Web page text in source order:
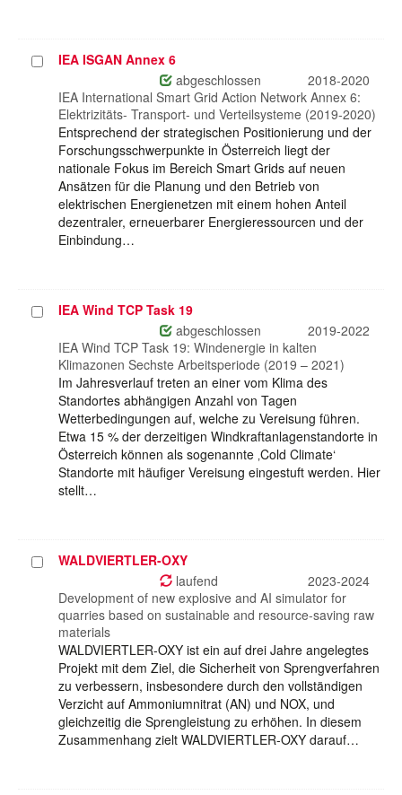
ProjektIEA ISGAN Annex 6
abgeschlossen
2018-2020
IEA International Smart Grid Action Network Annex 6:
Elektrizitäts- Transport- und Verteilsysteme (2019-2020)
Entsprechend der strategischen Positionierung und der
Forschungsschwerpunkte in Österreich liegt der
nationale Fokus im Bereich Smart Grids auf neuen
Ansätzen für die Planung und den Betrieb von
elektrischen Energienetzen mit einem hohen Anteil
dezentraler, erneuerbarer Energieressourcen und der
Einbindung…
ProjektIEA Wind TCP Task 19
abgeschlossen
2019-2022
IEA Wind TCP Task 19: Windenergie in kalten
Klimazonen Sechste Arbeitsperiode (2019 – 2021)
Im Jahresverlauf treten an einer vom Klima des
Standortes abhängigen Anzahl von Tagen
Wetterbedingungen auf, welche zu Vereisung führen.
Etwa 15 % der derzeitigen Windkraftanlagenstandorte in
Österreich können als sogenannte ‚Cold Climate‘
Standorte mit häufiger Vereisung eingestuft werden. Hier
stellt…
ProjektWALDVIERTLER-OXY
laufend
2023-2024
Development of new explosive and AI simulator for
quarries based on sustainable and resource-saving raw
materials
WALDVIERTLER-OXY ist ein auf drei Jahre angelegtes
Projekt mit dem Ziel, die Sicherheit von Sprengverfahren
zu verbessern, insbesondere durch den vollständigen
Verzicht auf Ammoniumnitrat (AN) und NOX, und
gleichzeitig die Sprengleistung zu erhöhen. In diesem
Zusammenhang zielt WALDVIERTLER-OXY darauf…